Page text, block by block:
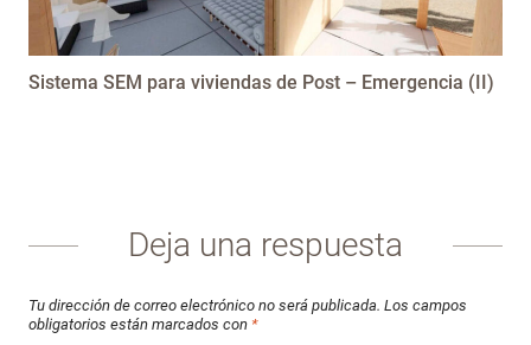
Sistema SEM para viviendas de Post – Emergencia (II)
Deja una respuesta
Tu dirección de correo electrónico no será publicada. Los campos
obligatorios están marcados con *